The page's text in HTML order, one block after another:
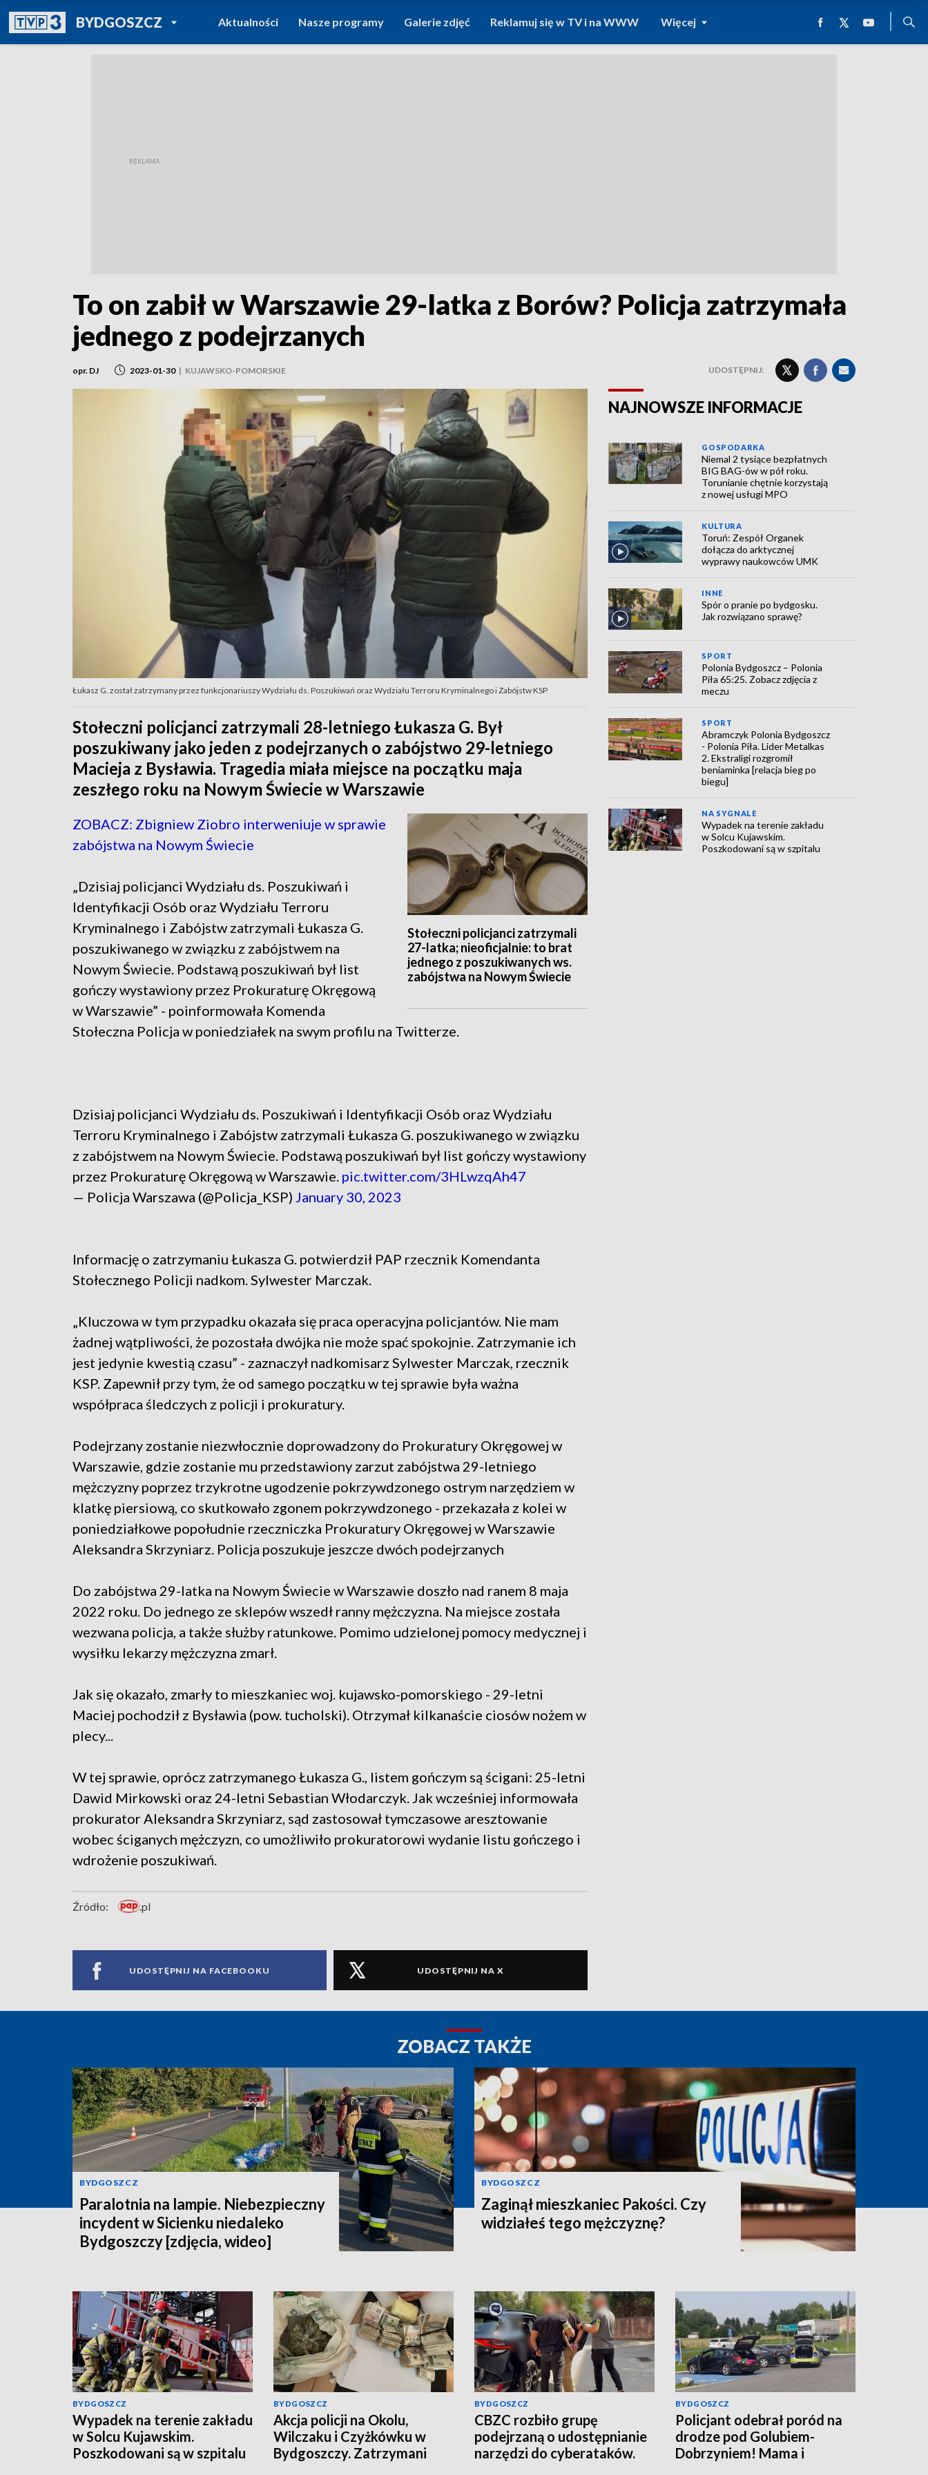
BYDGOSZCZPOWRÓT DO
TVP REGIONY
Aktualności Nasze programy Galerie zdjęć Reklamuj się w TV i na WWW Więcej
To on zabił w Warszawie 29-latka z Borów? Policja zatrzymała
jednego z podejrzanych
opr. DJ 2023-01-30 | KUJAWSKO-POMORSKIE UDOSTĘPNIJ:
Łukasz G. został zatrzymany przez funkcjonariuszy Wydziału ds. Poszukiwań oraz Wydziału Terroru Kryminalnego i Zabójstw KSP
Stołeczni policjanci zatrzymali 28-letniego Łukasza G. Był
poszukiwany jako jeden z podejrzanych o zabójstwo 29-letniego
Macieja z Bysławia. Tragedia miała miejsce na początku maja
zeszłego roku na Nowym Świecie w Warszawie
Stołeczni policjanci zatrzymali
27-latka; nieoficjalnie: to brat
jednego z poszukiwanych ws.
zabójstwa na Nowym Świecie
ZOBACZ: Zbigniew Ziobro interweniuje w sprawie
zabójstwa na Nowym Świecie
„Dzisiaj policjanci Wydziału ds. Poszukiwań i
Identyfikacji Osób oraz Wydziału Terroru
Kryminalnego i Zabójstw zatrzymali Łukasza G.
poszukiwanego w związku z zabójstwem na
Nowym Świecie. Podstawą poszukiwań był list
gończy wystawiony przez Prokuraturę Okręgową
w Warszawie” - poinformowała Komenda
Stołeczna Policja w poniedziałek na swym profilu na Twitterze.
Dzisiaj policjanci Wydziału ds. Poszukiwań i Identyfikacji Osób oraz Wydziału
Terroru Kryminalnego i Zabójstw zatrzymali Łukasza G. poszukiwanego w związku
z zabójstwem na Nowym Świecie. Podstawą poszukiwań był list gończy wystawiony
przez Prokuraturę Okręgową w Warszawie. pic.twitter.com/3HLwzqAh47
— Policja Warszawa (@Policja_KSP) January 30, 2023
Informację o zatrzymaniu Łukasza G. potwierdził PAP rzecznik Komendanta
Stołecznego Policji nadkom. Sylwester Marczak.
„Kluczowa w tym przypadku okazała się praca operacyjna policjantów. Nie mam
żadnej wątpliwości, że pozostała dwójka nie może spać spokojnie. Zatrzymanie ich
jest jedynie kwestią czasu” - zaznaczył nadkomisarz Sylwester Marczak, rzecznik
KSP. Zapewnił przy tym, że od samego początku w tej sprawie była ważna
współpraca śledczych z policji i prokuratury.
Podejrzany zostanie niezwłocznie doprowadzony do Prokuratury Okręgowej w
Warszawie, gdzie zostanie mu przedstawiony zarzut zabójstwa 29-letniego
mężczyzny poprzez trzykrotne ugodzenie pokrzywdzonego ostrym narzędziem w
klatkę piersiową, co skutkowało zgonem pokrzywdzonego - przekazała z kolei w
poniedziałkowe popołudnie rzeczniczka Prokuratury Okręgowej w Warszawie
Aleksandra Skrzyniarz. Policja poszukuje jeszcze dwóch podejrzanych
Do zabójstwa 29-latka na Nowym Świecie w Warszawie doszło nad ranem 8 maja
2022 roku. Do jednego ze sklepów wszedł ranny mężczyzna. Na miejsce została
wezwana policja, a także służby ratunkowe. Pomimo udzielonej pomocy medycznej i
wysiłku lekarzy mężczyzna zmarł.
Jak się okazało, zmarły to mieszkaniec woj. kujawsko-pomorskiego - 29-letni
Maciej pochodził z Bysławia (pow. tucholski). Otrzymał kilkanaście ciosów nożem w
plecy...
W tej sprawie, oprócz zatrzymanego Łukasza G., listem gończym są ścigani: 25-letni
Dawid Mirkowski oraz 24-letni Sebastian Włodarczyk. Jak wcześniej informowała
prokurator Aleksandra Skrzyniarz, sąd zastosował tymczasowe aresztowanie
wobec ściganych mężczyzn, co umożliwiło prokuratorowi wydanie listu gończego i
wdrożenie poszukiwań.
Źródło: .pl
UDOSTĘPNIJ NA FACEBOOKU UDOSTĘPNIJ NA X
NAJNOWSZE INFORMACJE
GOSPODARKA
Niemal 2 tysiące bezpłatnych
BIG BAG-ów w pół roku.
Torunianie chętnie korzystają
z nowej usługi MPO
KULTURA
Toruń: Zespół Organek
dołącza do arktycznej
wyprawy naukowców UMK
INNE
Spór o pranie po bydgosku.
Jak rozwiązano sprawę?
SPORT
Polonia Bydgoszcz – Polonia
Piła 65:25. Zobacz zdjęcia z
meczu
SPORT
Abramczyk Polonia Bydgoszcz
- Polonia Piła. Lider Metalkas
2. Ekstraligi rozgromił
beniaminka [relacja bieg po
biegu]
NA SYGNALE
Wypadek na terenie zakładu
w Solcu Kujawskim.
Poszkodowani są w szpitalu
ZOBACZ TAKŻE
BYDGOSZCZ
Paralotnia na lampie. Niebezpieczny
incydent w Sicienku niedaleko
Bydgoszczy [zdjęcia, wideo]
BYDGOSZCZ
Zaginął mieszkaniec Pakości. Czy
widziałeś tego mężczyznę?
BYDGOSZCZ
Wypadek na terenie zakładu
w Solcu Kujawskim.
Poszkodowani są w szpitalu
BYDGOSZCZ
Akcja policji na Okolu,
Wilczaku i Czyżkówku w
Bydgoszczy. Zatrzymani
BYDGOSZCZ
CBZC rozbiło grupę
podejrzaną o udostępnianie
narzędzi do cyberataków.
BYDGOSZCZ
Policjant odebrał poród na
drodze pod Golubiem-
Dobrzyniem! Mama i